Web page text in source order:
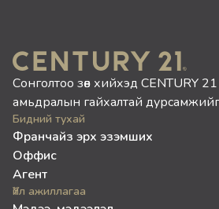
Сонголтоо зөв хийхэд CENTURY
амьдралын гайхалтай
Бидний тухай
Франчайз эрх эзэмших
Оффис
Агент
Үйл ажиллагаа